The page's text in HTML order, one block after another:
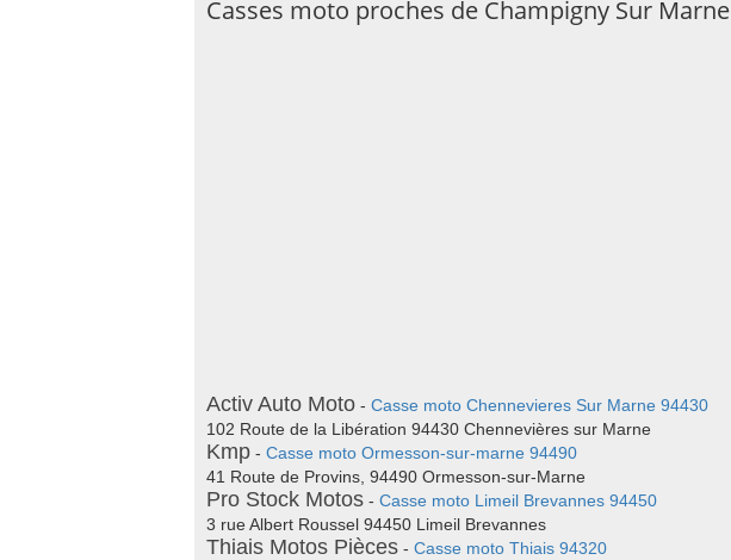
Casses moto proches de Champigny Sur Marne
Activ Auto Moto - Casse moto Chennevieres Sur Marne 94430
102 Route de la Libération 94430 Chennevières sur Marne
Kmp - Casse moto Ormesson-sur-marne 94490
41 Route de Provins, 94490 Ormesson-sur-Marne
Pro Stock Motos - Casse moto Limeil Brevannes 94450
3 rue Albert Roussel 94450 Limeil Brevannes
Thiais Motos Pièces - Casse moto Thiais 94320